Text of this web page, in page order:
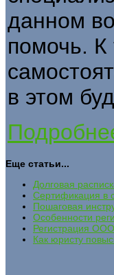
данном
помочь.
в этом
Еще статьи...
Долговая
Сертификация в
Пошаговая
Особенности
Регистрация
Как юристу